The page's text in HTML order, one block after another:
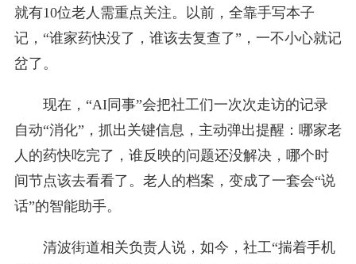
就有10位老人需重点关注。以前，全靠手写本子
记，“谁家药快没了，谁该去复查了”，一不小心就记
岔了。
现在，“AI同事”会把社工们一次次走访的记录
自动“消化”，抓出关键信息，主动弹出提醒：哪家老
人的药快吃完了，谁反映的问题还没解决，哪个时
间节点该去看看了。老人的档案，变成了一套会“说
话”的智能助手。
清波街道相关负责人说，如今，社工“揣着手机